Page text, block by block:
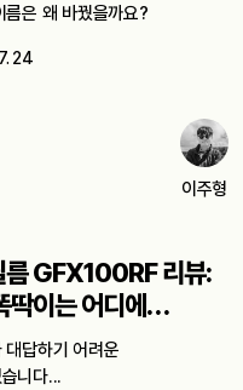
름은 왜 바꿨을까요?
24
이주형
름 GFX100RF 리뷰:
딱이는 어디에
?
대답하기 어려운
니다...